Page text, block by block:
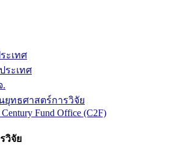
ะเทศ
ระเทศ
.
ทธศาสตร์การวิจัย
Century Fund Office (C2F)
วิจัย